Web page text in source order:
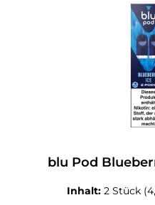
blu Pod
Inhalt: 2 Stück